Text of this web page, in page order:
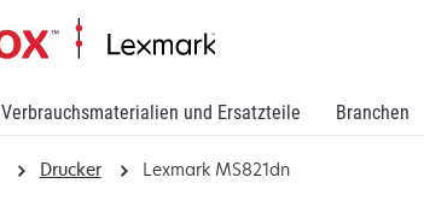
Verbrauchsmaterialien und Ersatzteile Branchen
Drucker Lexmark MS821dn